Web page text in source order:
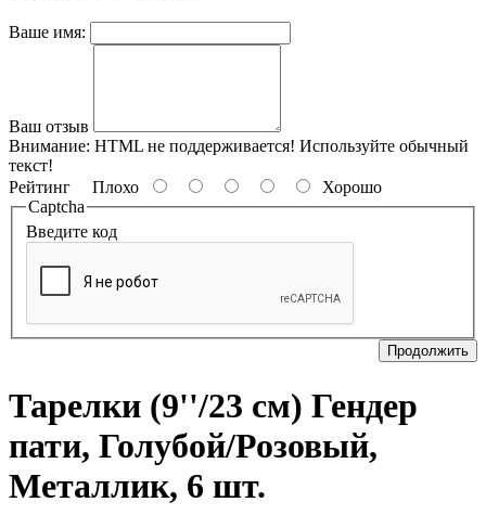
Ваше имя:
Ваш отзыв
Внимание: HTML не поддерживается! Используйте обычный
текст!
Рейтинг Плохо
Хорошо
Captcha
Введите код
Продолжить
Тарелки (9''/23 см) Гендер
пати, Голубой/Розовый,
Металлик, 6 шт.